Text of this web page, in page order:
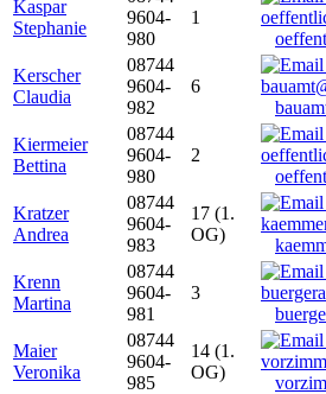
Kaspar
Stephanie
9604-
980
1
Kerscher
Claudia
08744
9604-
982
6
Kiermeier
Bettina
08744
9604-
980
2
Kratzer
Andrea
08744
9604-
983
17 (1.
OG)
Krenn
Martina
08744
9604-
981
3
Maier
Veronika
08744
9604-
985
14 (1.
OG)